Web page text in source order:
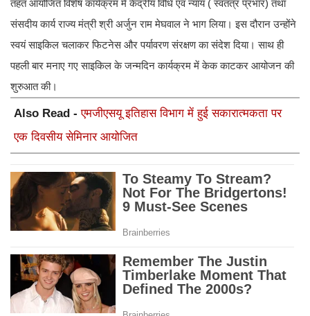
तहत आयोजित विशेष कार्यक्रम में केंद्रीय विधि एवं न्याय ( स्वतंत्र प्रभार) तथा
संसदीय कार्य राज्य मंत्री श्री अर्जुन राम मेघवाल ने भाग लिया। इस दौरान उन्होंने
स्वयं साइकिल चलाकर फिटनेस और पर्यावरण संरक्षण का संदेश दिया। साथ ही
पहली बार मनाए गए साइकिल के जन्मदिन कार्यक्रम में केक काटकर आयोजन की
शुरुआत की।
Also Read -एमजीएसयू इतिहास विभाग में हुई सकारात्मकता पर
एक दिवसीय सेमिनार आयोजित